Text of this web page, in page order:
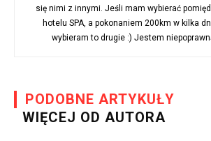
się nimi z innymi. Jeśli mam wybierać
hotelu SPA, a pokonaniem 200km w kilka
wybieram to drugie :) Jestem
PODOBNE ARTYKUŁY
WIĘCEJ OD AUTORA